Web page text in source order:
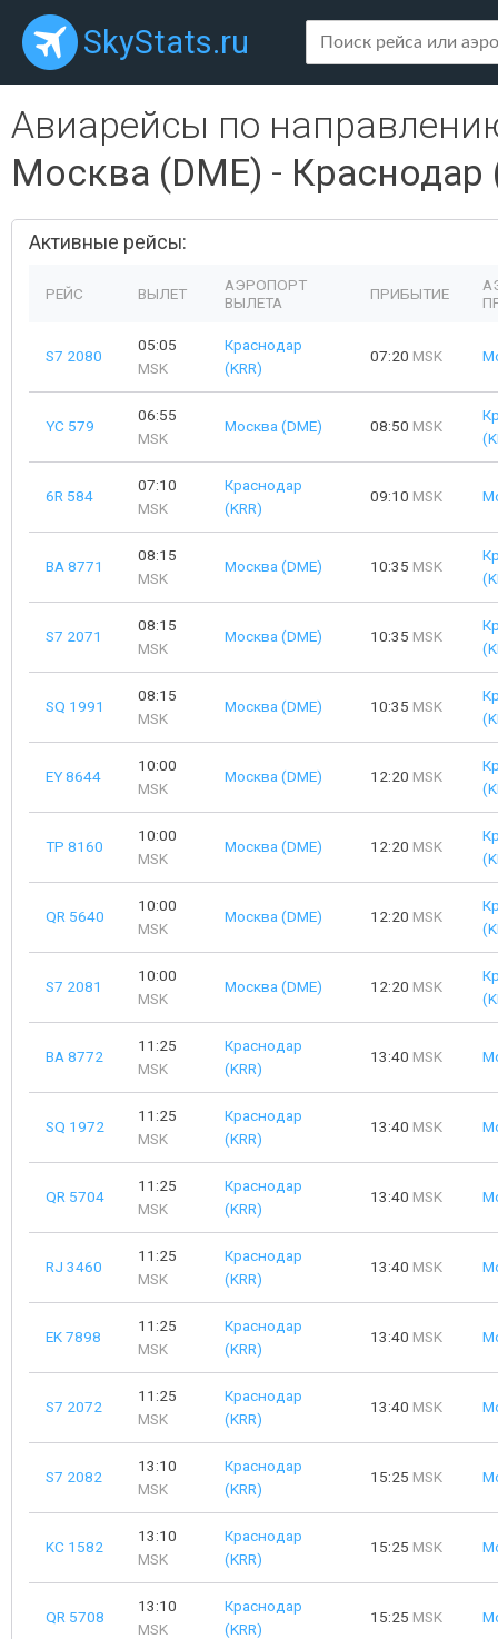
SkyStats.ru
Авиарейсы по
Москва (DME) - Краснодар
Активные рейсы:
РЕЙС ВЫЛЕТ
АЭРОПОРТ
ВЫЛЕТА
ПРИБЫТИЕ
S7 2080
05:05
MSK
Краснодар
(KRR)
07:20 MSK
YC 579
06:55
MSK
Москва (DME) 08:50 MSK
6R 584
07:10
MSK
Краснодар
(KRR)
09:10 MSK
BA 8771
08:15
MSK
Москва (DME) 10:35 MSK
S7 2071
08:15
MSK
Москва (DME) 10:35 MSK
SQ 1991
08:15
MSK
Москва (DME) 10:35 MSK
EY 8644
10:00
MSK
Москва (DME) 12:20 MSK
TP 8160
10:00
MSK
Москва (DME) 12:20 MSK
QR 5640
10:00
MSK
Москва (DME) 12:20 MSK
S7 2081
10:00
MSK
Москва (DME) 12:20 MSK
BA 8772
11:25
MSK
Краснодар
(KRR)
13:40 MSK
SQ 1972
11:25
MSK
Краснодар
(KRR)
13:40 MSK
QR 5704
11:25
MSK
Краснодар
(KRR)
13:40 MSK
RJ 3460
11:25
MSK
Краснодар
(KRR)
13:40 MSK
EK 7898
11:25
MSK
Краснодар
(KRR)
13:40 MSK
S7 2072
11:25
MSK
Краснодар
(KRR)
13:40 MSK
S7 2082
13:10
MSK
Краснодар
(KRR)
15:25 MSK
KC 1582
13:10
MSK
Краснодар
(KRR)
15:25 MSK
QR 5708
13:10
MSK
Краснодар
(KRR)
15:25 MSK